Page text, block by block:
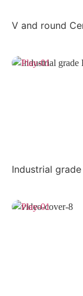
V and round
Industrial